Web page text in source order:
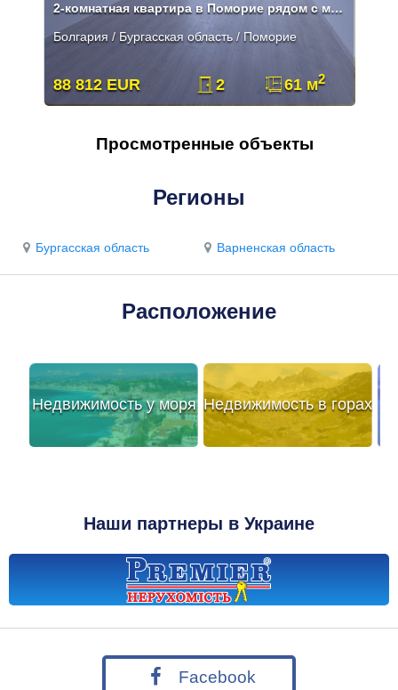
2-комнатная квартира в Поморие рядом с морем и центром
Болгария / Бургасская область / Поморие
88 812 EUR 2 61 м2
Просмотренные объекты
Регионы
Бургасская область Варненская область
Расположение
Недвижимость у моря Недвижимость в горах
Наши партнеры в Украине
Facebook